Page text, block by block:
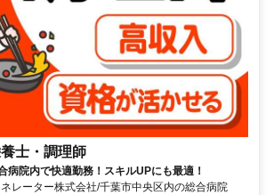
士・調理師
病院内で快適勤務！スキルUPにも最適！
レーター株式会社/千葉市中央区内の総合病院